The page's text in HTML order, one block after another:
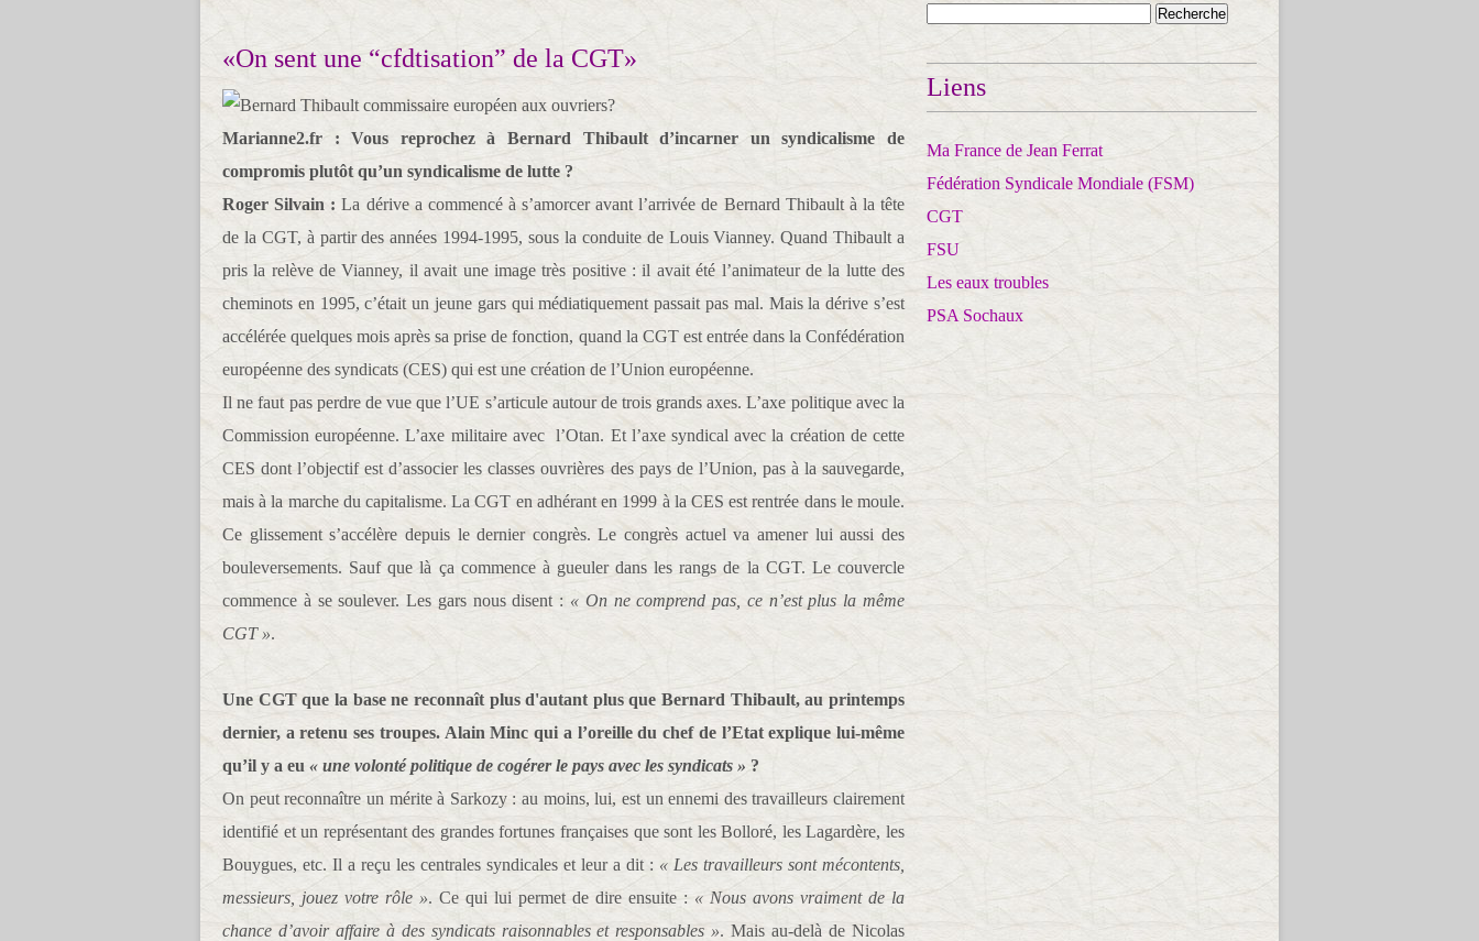
«On sent une “cfdtisation” de la CGT»
Marianne2.fr : Vous reprochez à Bernard Thibault d’incarner un syndicalisme de
compromis plutôt qu’un syndicalisme de lutte ?
Roger Silvain : La dérive a commencé à s’amorcer avant l’arrivée de Bernard Thibault à la tête
de la CGT, à partir des années 1994-1995, sous la conduite de Louis Vianney. Quand Thibault a
pris la relève de Vianney, il avait une image très positive : il avait été l’animateur de la lutte des
cheminots en 1995, c’était un jeune gars qui médiatiquement passait pas mal. Mais la dérive s’est
accélérée quelques mois après sa prise de fonction, quand la CGT est entrée dans la Confédération
européenne des syndicats (CES) qui est une création de l’Union européenne.
Il ne faut pas perdre de vue que l’UE s’articule autour de trois grands axes. L’axe politique avec la
Commission européenne. L’axe militaire avec l’Otan. Et l’axe syndical avec la création de cette
CES dont l’objectif est d’associer les classes ouvrières des pays de l’Union, pas à la sauvegarde,
mais à la marche du capitalisme. La CGT en adhérant en 1999 à la CES est rentrée dans le moule.
Ce glissement s’accélère depuis le dernier congrès. Le congrès actuel va amener lui aussi des
bouleversements. Sauf que là ça commence à gueuler dans les rangs de la CGT. Le couvercle
commence à se soulever. Les gars nous disent : « On ne comprend pas, ce n’est plus la même
CGT ».
Une CGT que la base ne reconnaît plus d'autant plus que Bernard Thibault, au printemps
dernier, a retenu ses troupes. Alain Minc qui a l’oreille du chef de l’Etat explique lui-même
qu’il y a eu « une volonté politique de cogérer le pays avec les syndicats » ?
On peut reconnaître un mérite à Sarkozy : au moins, lui, est un ennemi des travailleurs clairement
identifié et un représentant des grandes fortunes françaises que sont les Bolloré, les Lagardère, les
Bouygues, etc. Il a reçu les centrales syndicales et leur a dit : « Les travailleurs sont mécontents,
messieurs, jouez votre rôle ». Ce qui lui permet de dire ensuite : « Nous avons vraiment de la
chance d’avoir affaire à des syndicats raisonnables et responsables ». Mais au-delà de Nicolas
Liens
Ma France de Jean Ferrat
Fédération Syndicale Mondiale (FSM)
CGT
FSU
Les eaux troubles
PSA Sochaux